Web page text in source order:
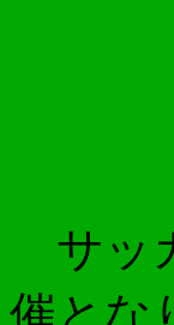
サッ
催とな